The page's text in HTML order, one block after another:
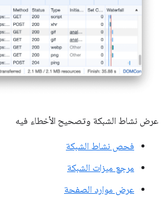
عرض نشاط الشبكة وتصحيح الأخطاء فيه
فحص نشاط الشبكة
مرجع ميزات الشبكة
عرض موارد الصفحة